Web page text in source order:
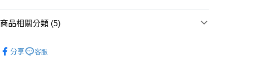
聯邦商業銀行
台新國際商業銀行
【關於「AFTEE先享後付」】
商品相關分類 (5)
分享 客服